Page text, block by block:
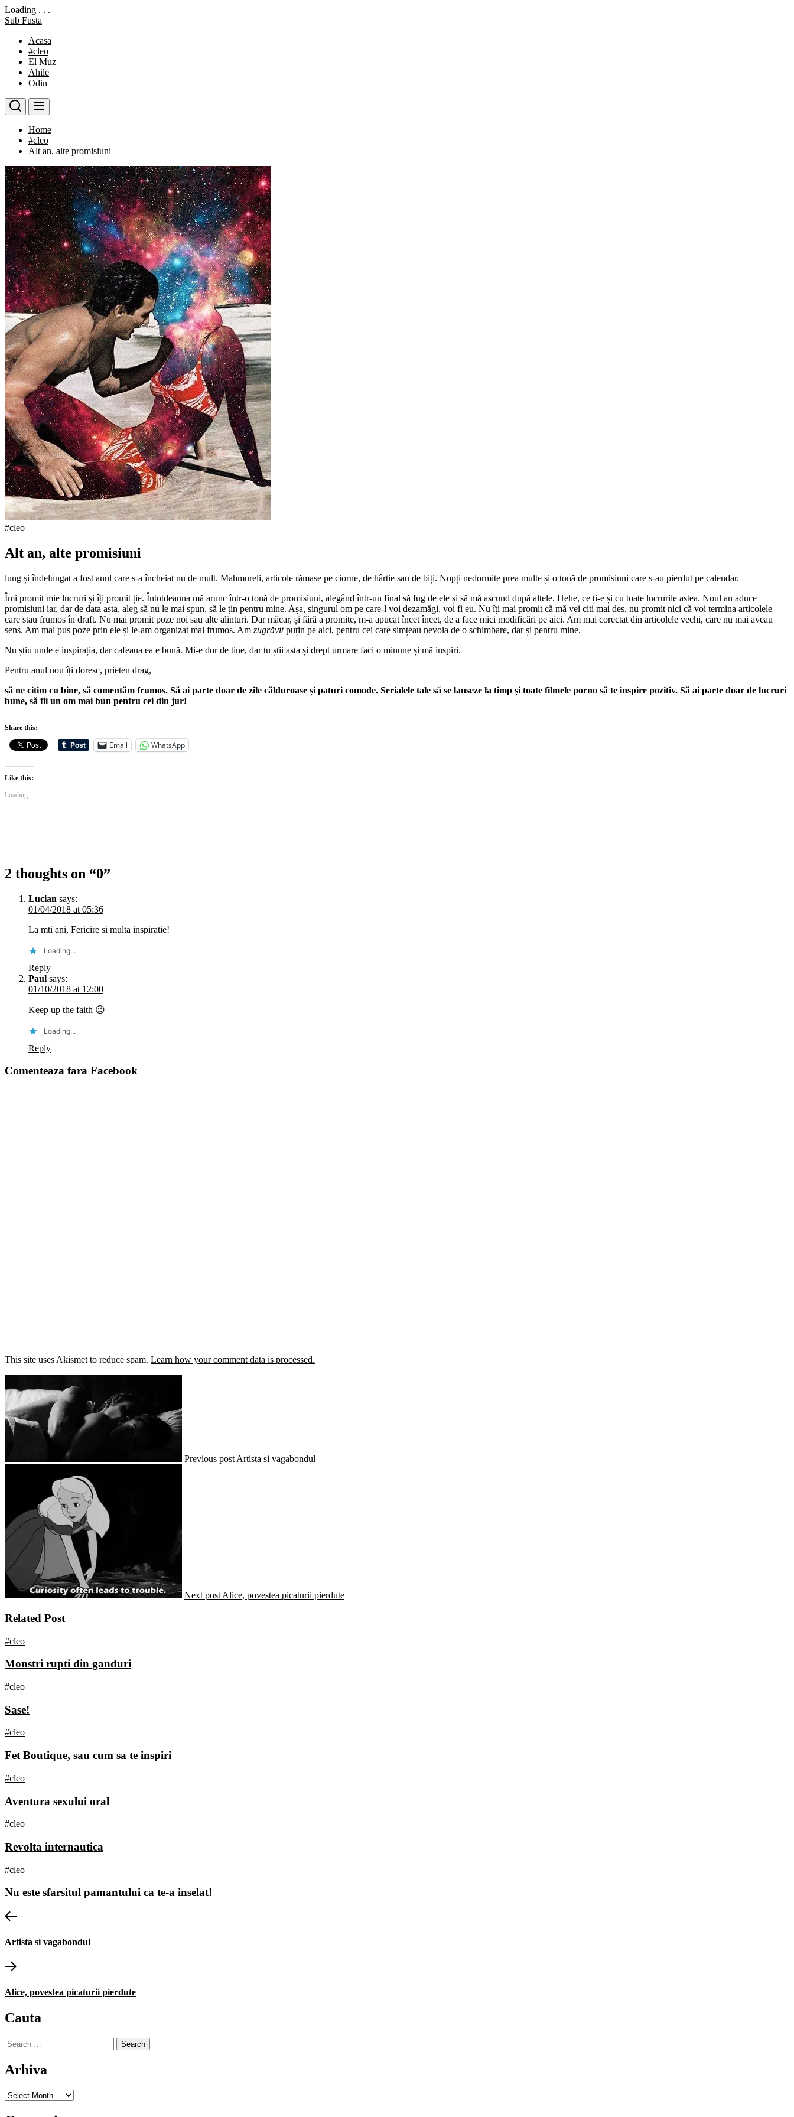
Loading . . .
Skip
content
Sub Fusta
Acasa
#cleo
El Muz
Ahile
Odin
Home
#cleo
Alt an, alte promisiuni
#cleo
Alt an, alte promisiuni
lung și îndelungat a fost anul care s-a încheiat nu de mult. Mahmureli, articole rămase pe ciorne, de hârtie sau de biți. Nopți nedormite prea multe și o tonă de promisiuni care s-au pierdut pe calendar.
Îmi promit mie lucruri și îți promit ție. Întotdeauna mă arunc într-o tonă de promisiuni, alegând într-un final să fug de ele și să mă ascund după altele. Hehe, ce ți-e și cu toate lucrurile astea. Noul an aduce
promisiuni iar, dar de data asta, aleg să nu le mai spun, să le țin pentru mine. Așa, singurul om pe care-l voi dezamăgi, voi fi eu. Nu îți mai promit că mă vei citi mai des, nu promit nici că voi termina articolele
care stau frumos în draft. Nu mai promit poze noi sau alte alinturi. Dar măcar, și fără a promite, m-a apucat încet încet, de a face mici modificări pe aici. Am mai corectat din articolele vechi, care nu mai aveau
sens. Am mai pus poze prin ele și le-am organizat mai frumos. Am zugrăvitpuțin pe aici, pentru cei care simțeau nevoia de o schimbare, dar și pentru mine.
Nu știu unde e inspirația, dar cafeaua ea e bună. Mi-e dor de tine, dar tu știi asta și drept urmare faci o minune și mă inspiri.
Pentru anul nou îți doresc, prieten drag,
să ne citim cu bine, să comentăm frumos. Să ai parte doar de zile călduroase și paturi comode. Serialele tale să se lanseze la timp și toate filmele porno să te inspire pozitiv. Să ai parte doar de lucruri
bune, să fii un om mai bun pentru cei din jur!
Share this:
Email WhatsApp
Like this:
Loading...
2 thoughts on “0”
Lucian says:
01/04/2018 at 05:36
La mti ani, Fericire si multa inspiratie!
Loading...
Reply
Paul says:
01/10/2018 at 12:00
Keep up the faith 😉
Loading...
Reply
Comenteaza fara Facebook
This site uses Akismet to reduce spam. Learn how your comment data is processed.
Previous post Artista si vagabondul
Next post Alice, povestea picaturii pierdute
Related Post
#cleo
Monstri rupti din ganduri
#cleo
Sase!
#cleo
Fet Boutique, sau cum sa te inspiri
#cleo
Aventura sexului oral
#cleo
Revolta internautica
#cleo
Nu este sfarsitul pamantului ca te-a inselat!
PostPrevious
Artista si vagabondul
Next
Alice, povestea picaturii pierdute
Cauta
Search
for:
Arhiva
Arhiva